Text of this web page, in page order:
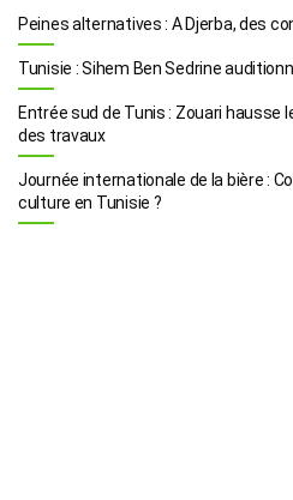
Peines alternatives : A Djerba, des
Tunisie : Sihem Ben Sedrine
Entrée sud de Tunis : Zouari hausse
des travaux
Journée internationale de la bière :
culture en Tunisie ?